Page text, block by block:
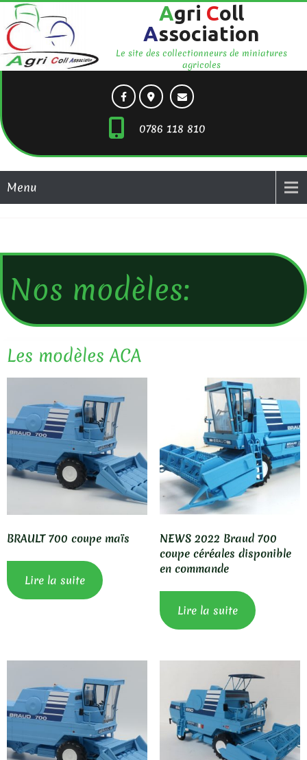
Agri Coll
Association
Le site des collectionneurs de miniatures
agricoles
0786 118 810
Menu
Nos modèles:
Les modèles ACA
BRAULT 700 coupe maïs
Lire la suite
NEWS 2022 Braud 700
coupe céréales disponible
en commande
Lire la suite